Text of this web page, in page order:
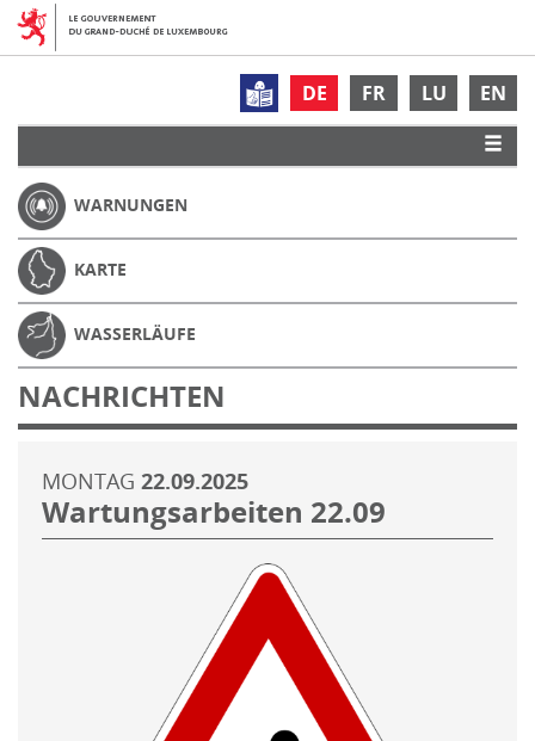
DE FR LU EN
WARNUNGEN
KARTE
WASSERLÄUFE
NACHRICHTEN
MONTAG 22.09.2025
Wartungsarbeiten 22.09